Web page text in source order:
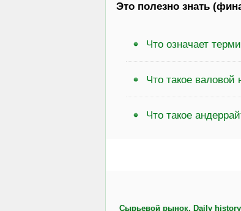
Это полезно знать
Что означает
Что такое
Что такое
Сырьевой рынок, Daily history